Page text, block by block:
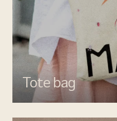
Tote bag
Esalta il tuo look con gli accessori